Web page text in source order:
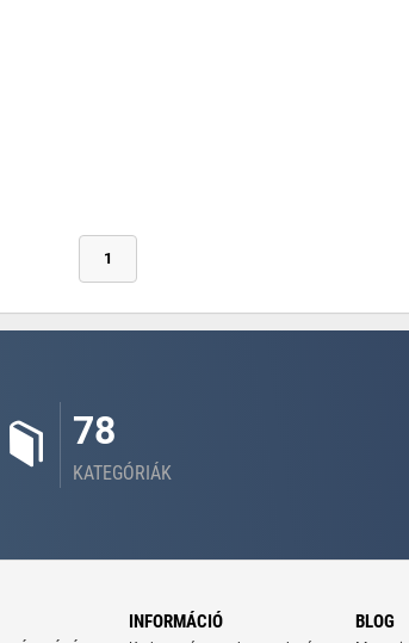
1
78
KATEGÓRIÁK
INFORMÁCIÓ BLOG